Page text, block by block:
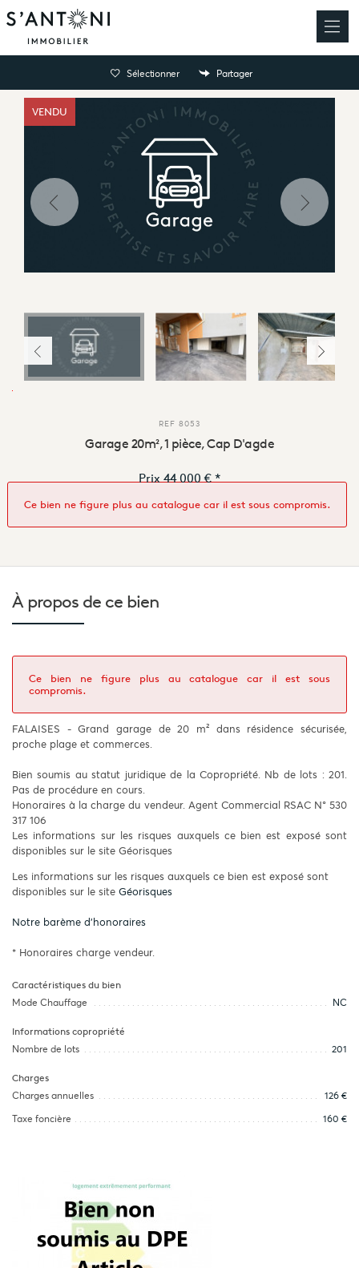
Sélectionner Partager
VENDU
REF 8053
Garage 20m², 1 pièce, Cap D'agde
Prix44 000 €*
Ce bien ne figure plus au catalogue car il est sous compromis.
À propos de ce bien
Ce bien ne figure plus au catalogue car il est sous
compromis.
FALAISES - Grand garage de 20 m² dans résidence sécurisée,
proche plage et commerces.
Bien soumis au statut juridique de la Copropriété. Nb de lots : 201.
Pas de procédure en cours.
Honoraires à la charge du vendeur. Agent Commercial RSAC N° 530
317 106
Les informations sur les risques auxquels ce bien est exposé sont
disponibles sur le site Géorisques
Les informations sur les risques auxquels ce bien est exposé sont
disponibles sur le site Géorisques
Notre barème d'honoraires
* Honoraires charge vendeur.
Caractéristiques du bien
Mode Chauffage
NC
Informations copropriété
Nombre de lots
201
Charges
Charges annuelles
126 €
Taxe foncière 160 €